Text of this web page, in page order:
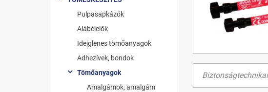
Pulpasapkázók
Alábélelők
Ideiglenes tömőanyagok
Adhezívek, bondok
Tömőanyagok
Amalgámok, amalgám